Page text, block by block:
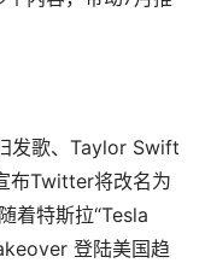
发歌、Taylor Swift
布Twitter将改名为
着特斯拉“Tesla
登陆美国趋